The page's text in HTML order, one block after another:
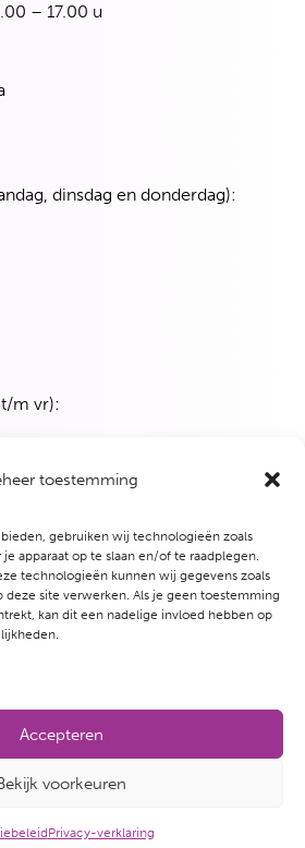
toestemming
gebruiken wij technologieën zoals
apparaat op te slaan en/of te raadplegen.
technologieën kunnen wij gegevens zoals
deze site verwerken. Als je geen toestemming
kan dit een nadelige invloed hebben op
Accepteren
voorkeuren
Privacy-verklaring
– 17.00 u
dinsdag en donderdag):
m vr):
en vrijdag):
Cookie-policy